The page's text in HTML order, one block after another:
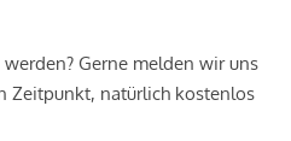
Gerne melden wir uns
Zeitpunkt, natürlich kostenlos